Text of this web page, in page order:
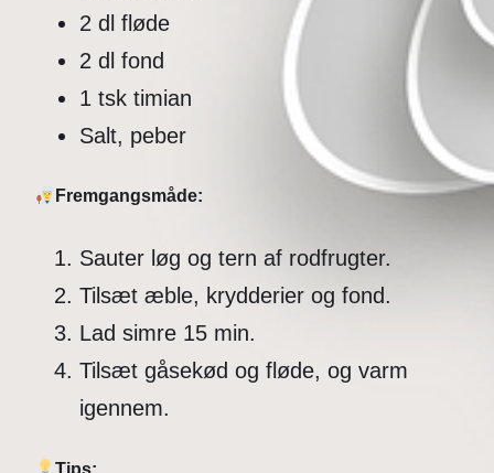
2 dl fløde
2 dl fond
1 tsk timian
Salt, peber
Fremgangsmåde:
Sauter løg og tern af rodfrugter.
Tilsæt æble, krydderier og fond.
Lad simre 15 min.
Tilsæt gåsekød og fløde, og varm
igennem.
Tips: